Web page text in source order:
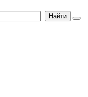
Найти